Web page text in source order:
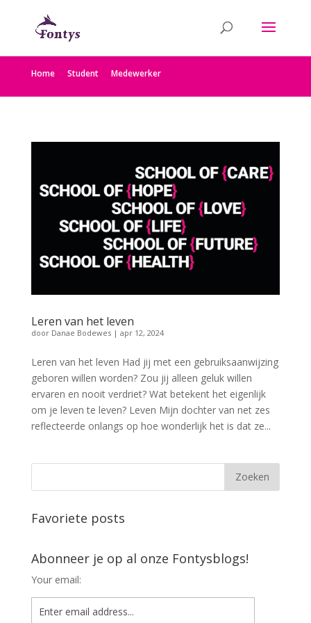
Home Student Medewerker
Leren van het leven
door Danae Bodewes| apr 12, 2024
Leren van het leven Had jij met een gebruiksaanwijzing
geboren willen worden? Zou jij alleen geluk willen
ervaren en nooit verdriet? Wat betekent het eigenlijk
om je leven te leven? Leven Mijn dochter van net zes
reflecteerde onlangs op hoe wonderlijk het is dat ze...
Favoriete posts
Abonneer je op al onze Fontysblogs!
Your email: